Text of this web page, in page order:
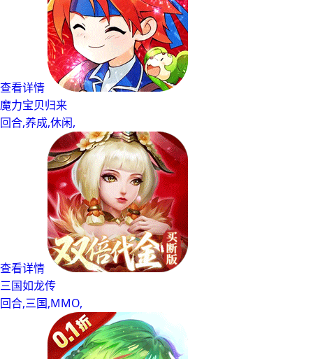
查看详情
魔力宝贝归来
回合,养成,休闲,
查看详情
三国如龙传
回合,三国,MMO,